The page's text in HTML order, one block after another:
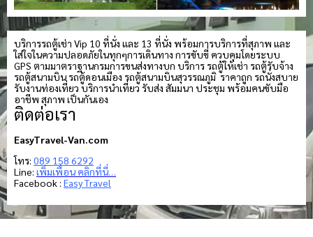
บริการรถตู้เช่า Vip 10 ที่นั่ง และ 13 ที่นั่ง พร้อมการบริการที่สุภาพ และ
ใส่ใจในความปลอดภัยในทุกๆการเดินทาง การขับขี่ ควบคุมโดยระบบ
GPS ตามมาตราฐานกรมการขนส่งทางบก บริการ รถตู้ให้เช่า รถตู้รับจ้าง
รถตู้สนามบิน รถตู้ดอนเมือง รถตู้สนามบินสุวรรณภูมิ ราคาถูก รถนั่งสบาย
รับงานท่องเที่ยว บริการนำเที่ยว รับส่ง สัมมนา ประชุม พร้อมคนขับมือ
อาชีพ สุภาพ เป็นกันเอง
ติดต่อเรา
EasyTravel-Van.com
โทร: 089 158 6292
Line: เพิ่มเพื่อน คลิกที่นี่…
Facebook : Easy Travel